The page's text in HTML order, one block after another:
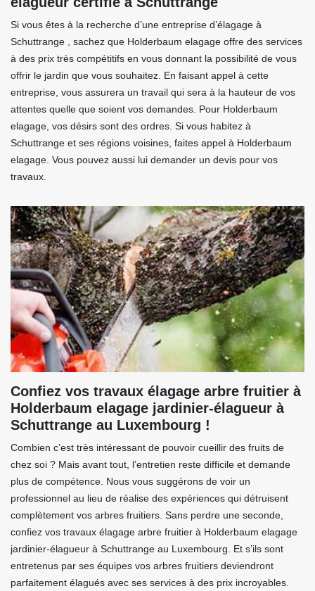
Si vous êtes à la recherche d’une entreprise d’élagage à
Schuttrange , sachez que Holderbaum elagage offre des services
à des prix très compétitifs en vous donnant la possibilité de vous
offrir le jardin que vous souhaitez. En faisant appel à cette
entreprise, vous assurera un travail qui sera à la hauteur de vos
attentes quelle que soient vos demandes. Pour Holderbaum
elagage, vos désirs sont des ordres. Si vous habitez à
Schuttrange et ses régions voisines, faites appel à Holderbaum
elagage. Vous pouvez aussi lui demander un devis pour vos
travaux.
Confiez vos travaux élagage arbre fruitier à
Holderbaum elagage jardinier-élagueur à
Schuttrange au Luxembourg !
Combien c’est très intéressant de pouvoir cueillir des fruits de
chez soi ? Mais avant tout, l’entretien reste difficile et demande
plus de compétence. Nous vous suggérons de voir un
professionnel au lieu de réalise des expériences qui détruisent
complètement vos arbres fruitiers. Sans perdre une seconde,
confiez vos travaux élagage arbre fruitier à Holderbaum elagage
jardinier-élagueur à Schuttrange au Luxembourg. Et s’ils sont
entretenus par ses équipes vos arbres fruitiers deviendront
parfaitement élagués avec ses services à des prix incroyables.